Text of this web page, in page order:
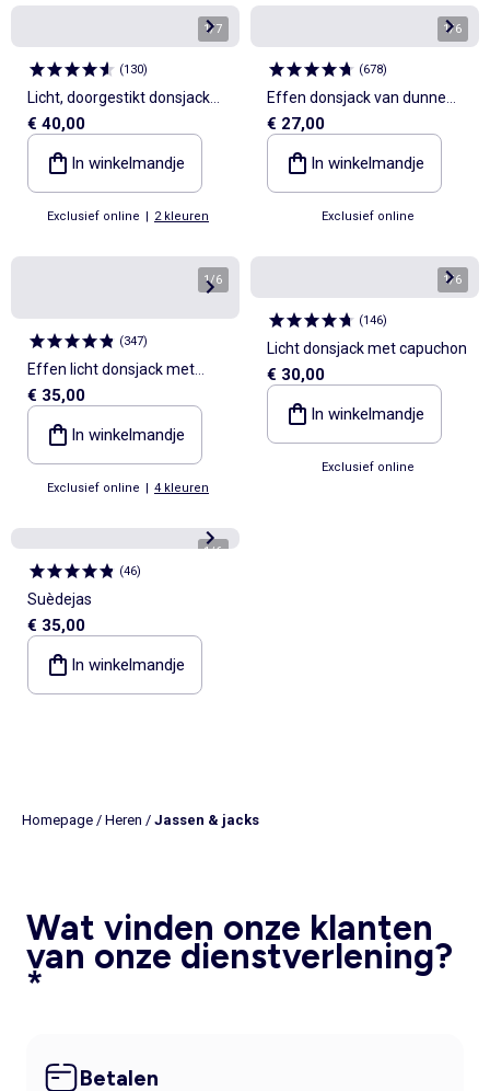
1/7
(130)
Licht, doorgestikt donsjack
met capuchon
€ 40,00
In winkelmandje
Exclusief online | 2 kleuren
1/6
(678)
Effen donsjack van dunne
stof
€ 27,00
In winkelmandje
Exclusief online
1/6
(347)
Effen licht donsjack met
lange mouw en opstaande
kraag
€ 35,00
In winkelmandje
Exclusief online | 4 kleuren
1/6
(146)
Licht donsjack met capuchon
€ 30,00
In winkelmandje
Exclusief online
1/6
(46)
Suèdejas
€ 35,00
In winkelmandje
Homepage / Heren / Jassen & jacks
Wat vinden onze klanten
van onze dienstverlening?
*
Betalen